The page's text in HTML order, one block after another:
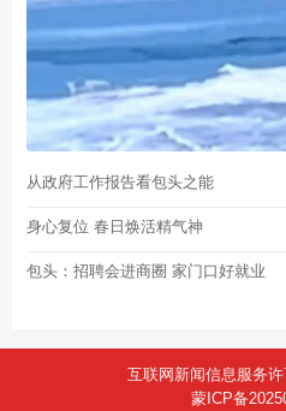
从政府工作报告看包头之能
身心复位 春日焕活精气神
包头：招聘会进商圈 家门口好就业
互联网新闻信息服务
蒙ICP备